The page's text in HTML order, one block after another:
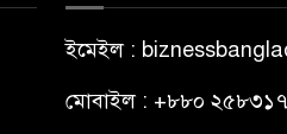
ইমেইল :
মোবাইল : +৮৮০